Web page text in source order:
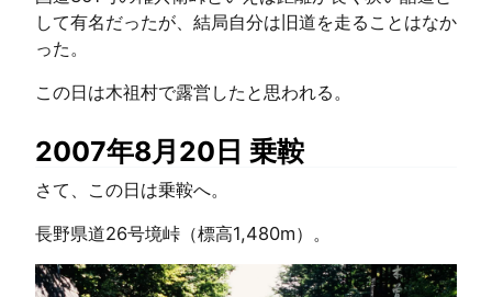
して有名だったが、結局自分は旧道を走ることはなか
った。
この日は木祖村で露営したと思われる。
2007年8月20日 乗鞍
さて、この日は乗鞍へ。
長野県道26号境峠（標高1,480m）。